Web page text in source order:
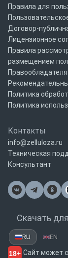
Правила для
Договор-
Лицензионное
Правила
размещением
Политика
Политика
Контакты
info@zelluloza.ru
Техническая
Консультант
Скачать
RU EN
18+ Сайт может